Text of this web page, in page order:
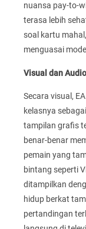
nuansa pay-to-
terasa lebih
soal kartu
menguasai
Visual dan
Secara visual,
kelasnya
tampilan grafis
benar-benar
pemain yang
bintang seperti
ditampilkan
hidup berkat
pertandingan